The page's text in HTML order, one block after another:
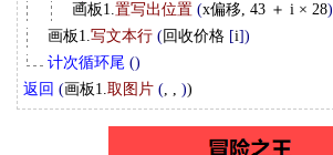
画板1.置写出位置 (x偏移, 43 ＋ i × 28)
画板1.写文本行 (回收价格 [i])
计次循环尾 ()
返回 (画板1.取图片 (, , ))